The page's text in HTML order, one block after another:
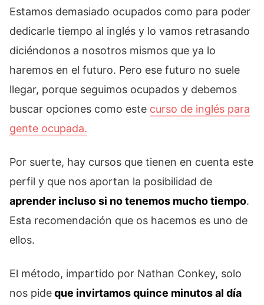
Estamos demasiado ocupados como para poder
dedicarle tiempo al inglés y lo vamos retrasando
diciéndonos a nosotros mismos que ya lo
haremos en el futuro. Pero ese futuro no suele
llegar, porque seguimos ocupados y debemos
buscar opciones como este curso de inglés para
gente ocupada.
Por suerte, hay cursos que tienen en cuenta este
perfil y que nos aportan la posibilidad de
aprender incluso si no tenemos mucho tiempo.
Esta recomendación que os hacemos es uno de
ellos.
El método, impartido por Nathan Conkey, solo
nos pideque invirtamos quince minutos al día